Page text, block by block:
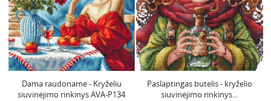
Dama raudoname - Kryželiu
siuvinėjimo rinkinys AVA-P134
Paslaptingas butelis - kryželio
siuvinėjimo rinkinys...